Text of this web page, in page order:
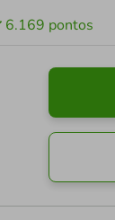
6.169 pontos